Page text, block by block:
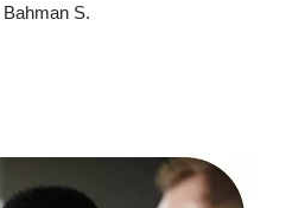
Bahman S.